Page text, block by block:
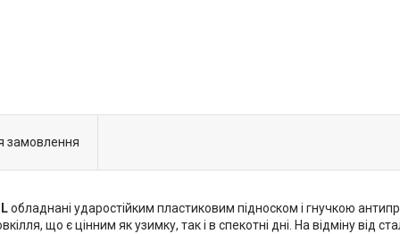
замовлення
обладнані ударостійким пластиковим підноском і гнучкою
що є цінним як узимку, так і в спекотні дні. На відміну від